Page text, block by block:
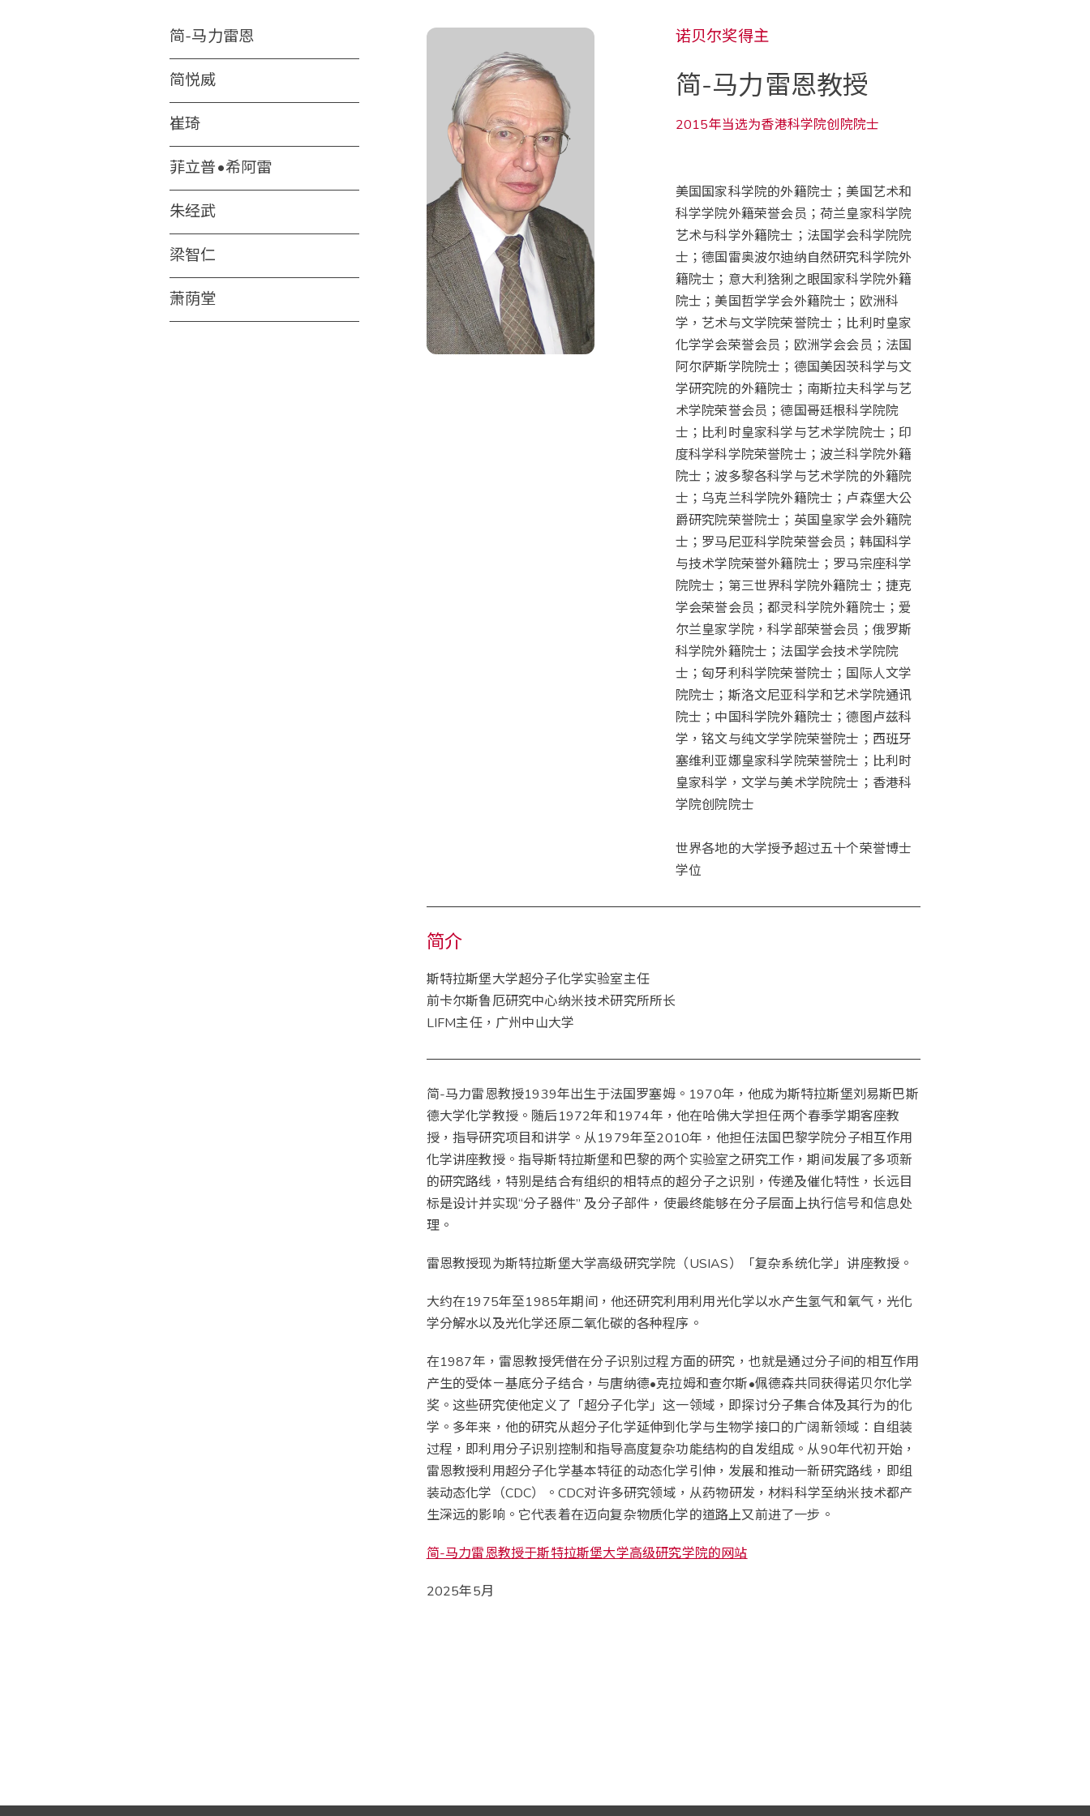
简-马力雷恩
简悦威
崔琦
菲立普•希阿雷
朱经武
梁智仁
萧荫堂
诺贝尔奖得主
简-马力雷恩教授
2015年当选为香​港科学院创院院士
美国国家科学院的外籍院士；美国艺术和
科学学院外籍荣誉会员；荷兰皇家科学院
艺术与科学外籍院士；法国学会科学院院
士；德国雷奥波尔迪纳自然研究科学院外
籍院士；意大利猞猁之眼国家科学院外籍
院士；美国哲学学会外籍院士；欧洲科
学，艺术与文学院荣誉院士；比利时皇家
化学学会荣誉会员；欧洲学会会员；法国
阿尔萨斯学院院士；德国美因茨科学与文
学研究院的外籍院士；南斯拉夫科学与艺
术学院荣誉会员；德国哥廷根科学院院
士；比利时皇家科学与艺术学院院士；印
度科学科学院荣誉院士；波兰科学院外籍
院士；波多黎各科学与艺术学院的外籍院
士；乌克兰科学院外籍院士；卢森堡大公
爵研究院荣誉院士；英国皇家学会外籍院
士；罗马尼亚科学院荣誉会员；韩国科学
与技术学院荣誉外籍院士；罗马宗座科学
院院士；第三世界科学院外籍院士；捷克
学会荣誉会员；都灵科学院外籍院士；爱
尔兰皇家学院，科学部荣誉会员；俄罗斯
科学院外籍院士；法国学会技术学院院
士；匈牙利科学院荣誉院士；国际人文学
院院士；斯洛文尼亚科学和艺术学院通讯
院士；中国科学院外籍院士；德图卢兹科
学，铭文与纯文学学院荣誉院士；西班牙
塞维利亚娜皇家科学院荣誉院士；比利时
皇家科学，文学与美术学院院士；香港科
学院创院院士
世界各地的大学授予超过五十个荣誉博士
学位
简介
斯特拉斯堡大学超分子化学实验室主任
前卡尔斯鲁厄研究中心纳米技术研究所所长
LIFM主任，广州中山大学
简-马力雷恩教授1939年出生于法国罗塞姆。1970年，他成为斯特拉斯堡刘易斯巴斯
德大学化学教授。随后1972年和1974年，他在哈佛大学担任两个春季学期客座教
授，指导研究项目和讲学。从1979年至2010年，他担任法国巴黎学院分子相互作用
化学讲座教授。指导斯特拉斯堡和巴黎的两个实验室之研究工作，期间发展了多项新
的研究路线，特别是结合有组织的相特点的超分子之识别，传递及催化特性，长远目
标是设计并实现“分子器件” 及分子部件，使最终能够在分子层面上执行信号和信息处
理。
雷恩教授现为斯特拉斯堡大学高级研究学院（USIAS）「复杂系统化学」讲座教授。
大约在1975年至1985年期间，他还研究利用利用光化学以水产生氢气和氧气，光化
学分解水以及光化学还原二氧化碳的各种程序。
在1987年，雷恩教授凭借在分子识别过程方面的研究，也就是通过分子间的相互作用
产生的受体－基底分子结合，与唐纳德•克拉姆和查尔斯•佩德森共同获得诺贝尔化学
奖。这些研究使他定义了「超分子化学」这一领域，即探讨分子集合体及其行为的化
学。多年来，他的研究从超分子化学延伸到化学与生物学接口的广阔新领域：自组装
过程，即利用分子识别控制和指导高度复杂功能结构的自发组成。从90年代初开始，
雷恩教授利用超分子化学基本特征的动态化学引伸，发展和推动一新研究路线，即组
装动态化学（CDC）。CDC对许多研究领域，从药物研发，材料科学至纳米技术都产
生深远的影响。它代表着在迈向复杂物质化学的道路上又前进了一步。
简-马力雷恩教授于斯特拉斯堡大学高级研究学院的网站
2025年5月